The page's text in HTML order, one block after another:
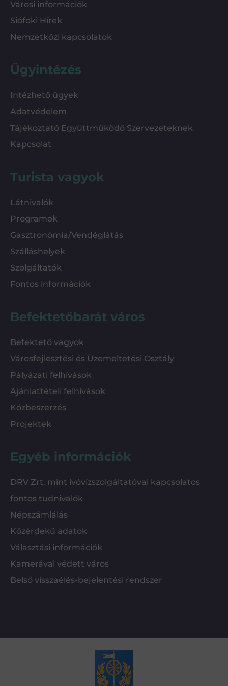
Városi információk
Siófoki Hírek
Nemzetközi kapcsolatok
Ügyintézés
Intézhető ügyek
Adatvédelem
Tájékoztató Együttműködő Szervezeteknek
Kapcsolat
Turista vagyok
Látnivalók
Programok
Gasztronómia/Vendéglátás
Szálláshelyek
Szolgáltatók
Fontos információk
Befektetőbarát város
Befektető vagyok
Városfejlesztési és Üzemeltetési Osztály
Pályázati felhívások
Ajánlattételi felhívások
Közbeszerzés
Projektek
Egyéb információk
DRV Zrt. mint ivóvízszolgáltatóval kapcsolatos
fontos tudnivalók
Népszámlálás
Közérdekű adatok
Választási információk
Kamerával védett város
Belső visszaélés-bejelentési rendszer